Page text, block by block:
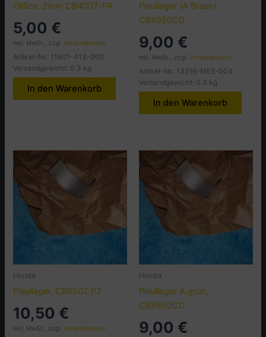
Olifice, 2mm CB400T-PA
5,00 €
inkl. MwSt., zzgl.Versandkosten
Artikel-Nr.: 11901-413-000
Versandgewicht: 0.3 kg
In den Warenkorb
Pleullager (A Braun),
CBX650CD
9,00 €
inkl. MwSt., zzgl. Versandkosten
Artikel-Nr.: 13216-ME5-004
Versandgewicht: 0.3 kg
In den Warenkorb
Honda
Pleullager, CB650Z.PZ
10,50 €
inkl. MwSt., zzgl.Versandkosten
Honda
Pleullager A grün,
CBX650CD
9,00 €